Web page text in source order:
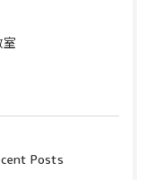
Posts